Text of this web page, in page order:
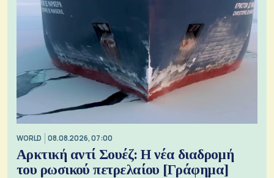
WORLD 08.08.2026, 07:00
Αρκτική αντί Σουέζ: Η νέα διαδρομή
του ρωσικού πετρελαίου [Γράφημα]